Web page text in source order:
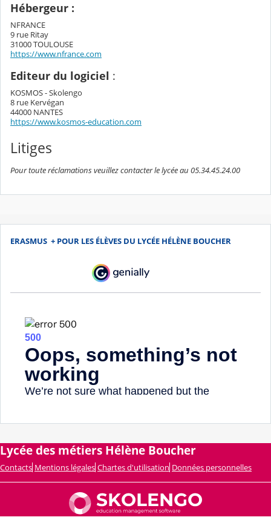
Hébergeur :
NFRANCE
9 rue Ritay
31000 TOULOUSE
https://www.nfrance.com
Editeur du logiciel :
KOSMOS - Skolengo
8 rue Kervégan
44000 NANTES
https://www.kosmos-education.com
Litiges
Pour toute réclamations veuillez contacter le lycée au 05.34.45.24.00
ERASMUS + POUR LES ÉLÈVES DU LYCÉE HÉLÈNE BOUCHER
Lycée des métiers Hélène Boucher
Contacts Mentions légales Chartes d'utilisation Données personnelles